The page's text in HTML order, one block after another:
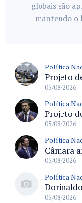
globais são
mantendo o
Política
05/08/2026
Política
05/08/2026
Política
05/08/2026
Política
05/08/2026